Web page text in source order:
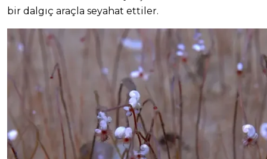
bir dalgıç araçla seyahat ettiler.